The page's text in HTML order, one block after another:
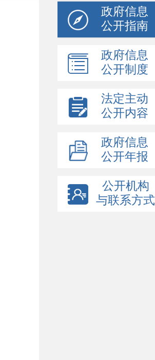
政府信息
公开指南
政府信息
公开制度
法定主动
公开内容
政府信息
公开年报
公开机构
与联系方式